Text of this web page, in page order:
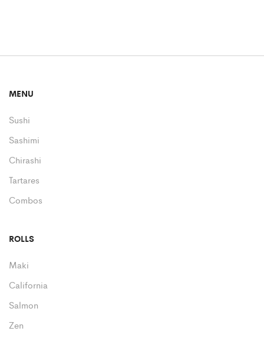
MENU
Sushi
Sashimi
Chirashi
Tartares
Combos
ROLLS
Maki
California
Salmon
Zen